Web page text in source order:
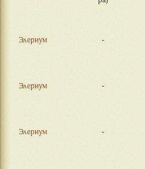
Элериум -
Элериум -
Элериум -